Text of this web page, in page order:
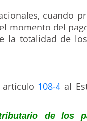
cuando
momento del
la totalidad de
artículo 108-4 al
de los